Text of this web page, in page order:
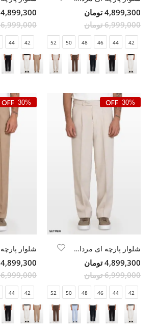
4,899,300 تومان
6,999,000 تومان
42
44
46
48
50
52
4,899,300 تومان
6,999,000 تومان
42
44
30%
شلوار پارچه ای مردانه واید
4,899,300 تومان
6,999,000 تومان
42
44
46
48
50
52
30%
4,899,300 تومان
6,999,000 تومان
42
44